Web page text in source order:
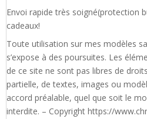
Envoi rapide très soigné(protection
cadeaux!
Toute utilisation sur mes modèles
s’expose à des poursuites. Les
de ce site ne sont pas libres de
partielle, de textes, images ou
accord préalable, quel que soit le
interdite. – Copyright https://